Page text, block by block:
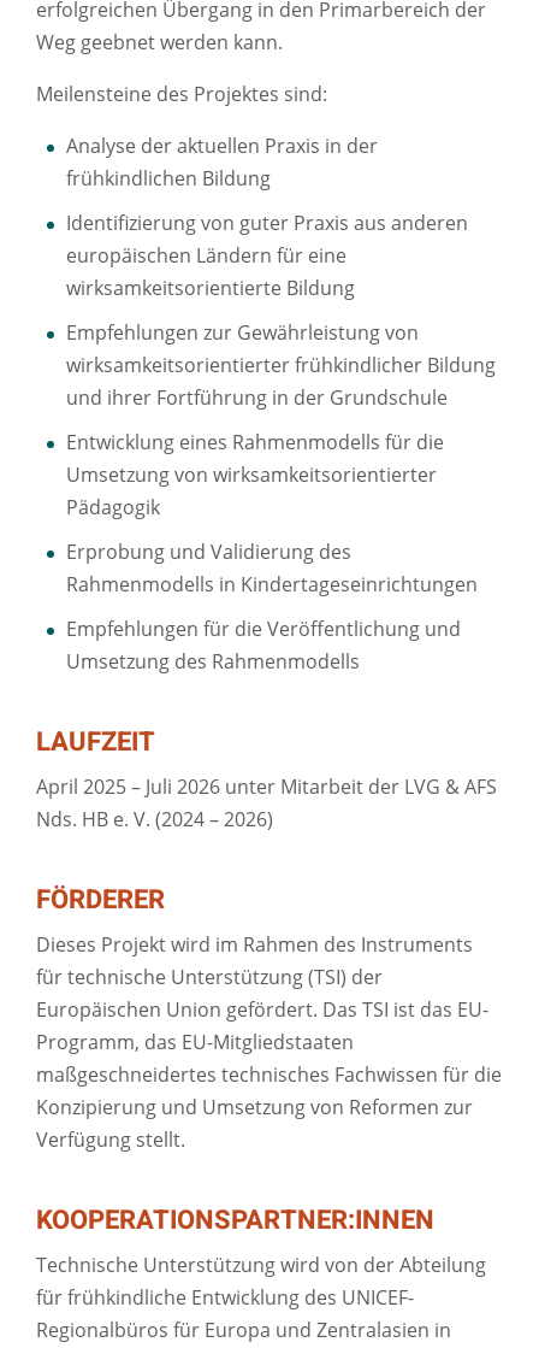
erfolgreichen Übergang in den Primarbereich der
Weg geebnet werden kann.
Meilensteine des Projektes sind:
Analyse der aktuellen Praxis in der
frühkindlichen Bildung
Identifizierung von guter Praxis aus anderen
europäischen Ländern für eine
wirksamkeitsorientierte Bildung
Empfehlungen zur Gewährleistung von
wirksamkeitsorientierter frühkindlicher Bildung
und ihrer Fortführung in der Grundschule
Entwicklung eines Rahmenmodells für die
Umsetzung von wirksamkeitsorientierter
Pädagogik
Erprobung und Validierung des
Rahmenmodells in Kindertageseinrichtungen
Empfehlungen für die Veröffentlichung und
Umsetzung des Rahmenmodells
LAUFZEIT
April 2025 – Juli 2026 unter Mitarbeit der LVG & AFS
Nds. HB e. V. (2024 – 2026)
FÖRDERER
Dieses Projekt wird im Rahmen des Instruments
für technische Unterstützung (TSI) der
Europäischen Union gefördert. Das TSI ist das EU-
Programm, das EU-Mitgliedstaaten
maßgeschneidertes technisches Fachwissen für die
Konzipierung und Umsetzung von Reformen zur
Verfügung stellt.
KOOPERATIONSPARTNER:INNEN
Technische Unterstützung wird von der Abteilung
für frühkindliche Entwicklung des UNICEF-
Regionalbüros für Europa und Zentralasien in